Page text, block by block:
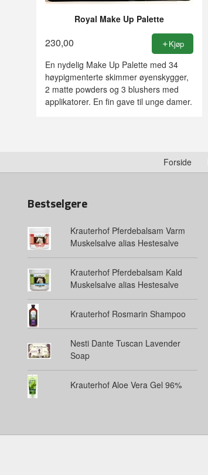
Royal Make Up Palette
230,00 Kjøp
En nydelig Make Up Palette med 34
høypigmenterte skimmer øyenskygger,
2 matte powders og 3 blushers med
applikatorer. En fin gave til unge damer.
Forside
Bestselgere
Krauterhof Pferdebalsam Varm
Muskelsalve alias Hestesalve
Krauterhof Pferdebalsam Kald
Muskelsalve alias Hestesalve
Krauterhof Rosmarin Shampoo
Nesti Dante Tuscan Lavender
Soap
Krauterhof Aloe Vera Gel 96%